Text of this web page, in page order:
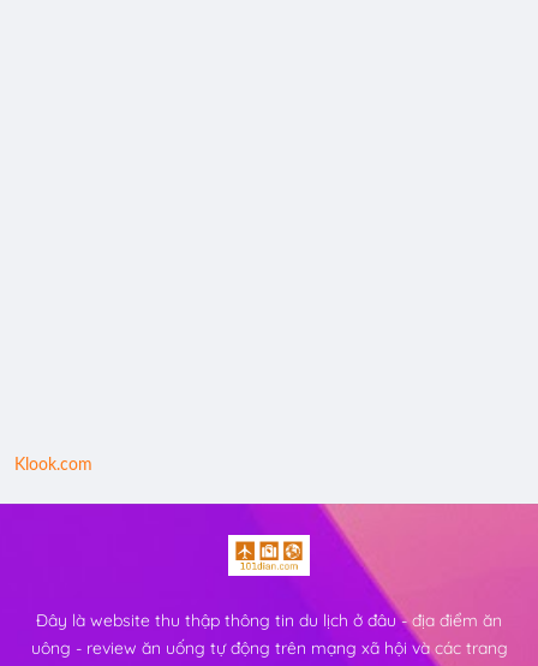
Klook.com
Đây là website thu thập thông tin du lịch ở đâu - địa điểm ăn
uông - review ăn uống tự động trên mạng xã hội và các trang